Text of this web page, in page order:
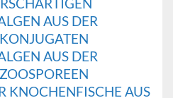
AUS DER
AUS DER
KNOCHENFISCHE AUS